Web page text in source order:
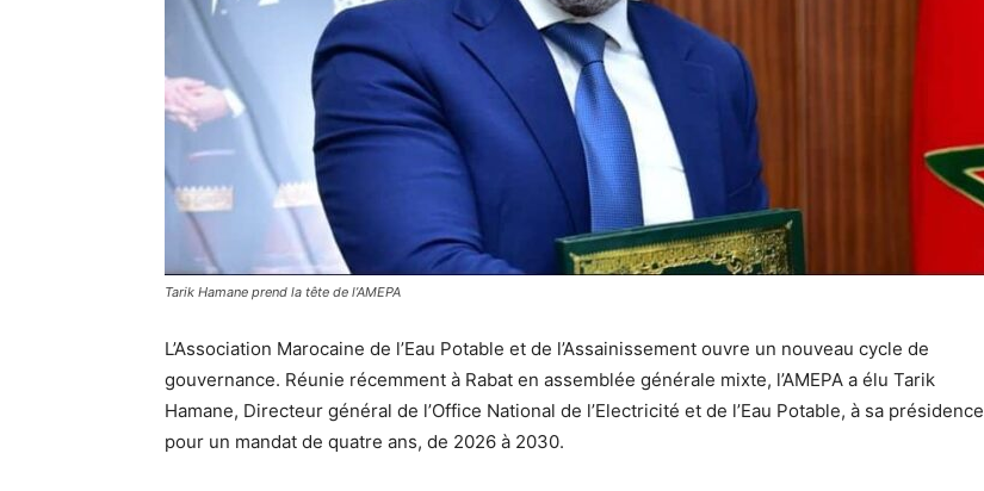
Tarik Hamane prend la tête de l’AMEPA
L’Association Marocaine de l’Eau Potable et de l’Assainissement ouvre un nouveau cycle de
gouvernance. Réunie récemment à Rabat en assemblée générale mixte, l’AMEPA a élu Tarik
Hamane, Directeur général de l’Office National de l’Electricité et de l’Eau Potable, à sa présidence
pour un mandat de quatre ans, de 2026 à 2030.